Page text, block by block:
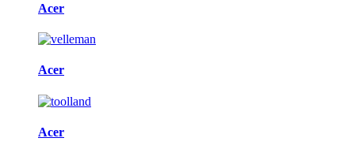
Acer
Acer
Acer